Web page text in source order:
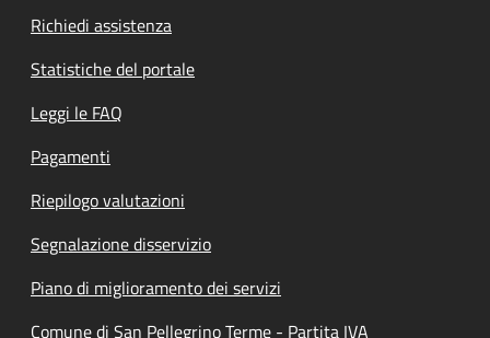
Richiedi assistenza
Statistiche del portale
Leggi le FAQ
Pagamenti
Riepilogo valutazioni
Segnalazione disservizio
Piano di miglioramento dei servizi
Comune di San Pellegrino Terme - Partita IVA